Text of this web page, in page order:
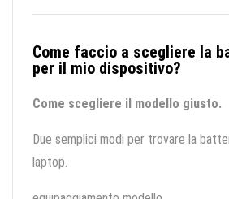
Come faccio a scegliere la
per il mio dispositivo?
Come scegliere il modello giusto.
Due semplici modi per trovare la
laptop.